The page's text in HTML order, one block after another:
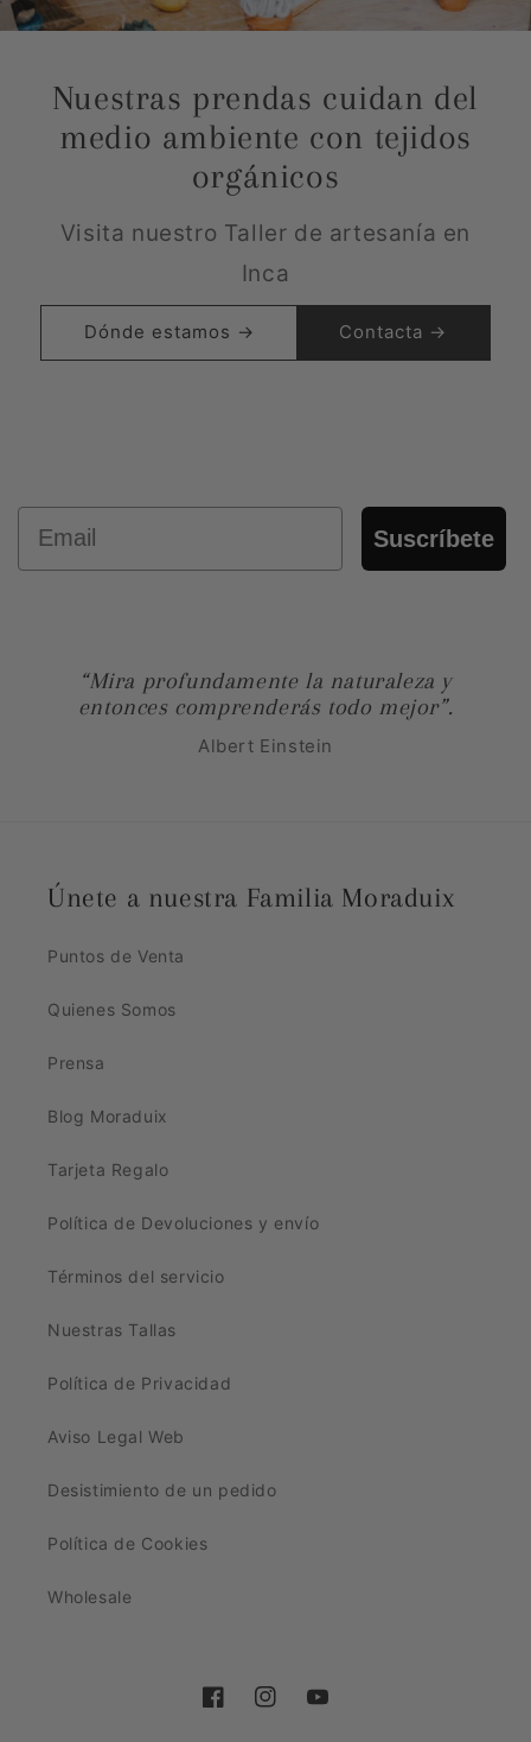
Nuestras prendas cuidan del
medio ambiente con tejidos
orgánicos
Visita nuestro Taller de artesanía en
Inca
Dónde estamos → Contacta →
Email
Suscríbete
“Mira profundamente la naturaleza y
entonces comprenderás todo mejor”.
Albert Einstein
Únete a nuestra Familia Moraduix
Puntos de Venta
Quienes Somos
Prensa
Blog Moraduix
Tarjeta Regalo
Política de Devoluciones y envío
Términos del servicio
Nuestras Tallas
Política de Privacidad
Aviso Legal Web
Desistimiento de un pedido
Política de Cookies
Wholesale
FacebookInstagramYouTube